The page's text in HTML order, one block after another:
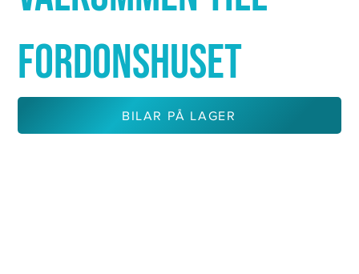
FORDONSHUSET
BILAR PÅ LAGER